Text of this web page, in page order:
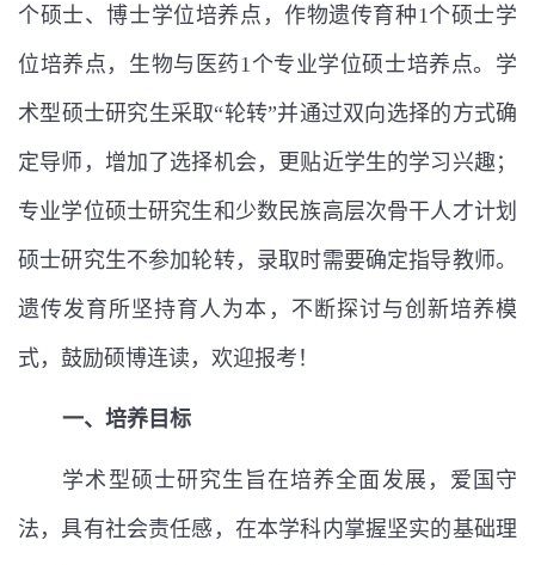
个硕士、博士学位培养点，作物遗传育种1个硕士学
位培养点，生物与医药1个专业学位硕士培养点。学
术型硕士研究生采取“轮转”并通过双向选择的方式确
定导师，增加了选择机会，更贴近学生的学习兴趣；
专业学位硕士研究生和少数民族高层次骨干人才计划
硕士研究生不参加轮转，录取时需要确定指导教师。
遗传发育所坚持育人为本，不断探讨与创新培养模
式，鼓励硕博连读，欢迎报考！
一、培养目标
学术型硕士研究生旨在培养全面发展，爱国守
法，具有社会责任感，在本学科内掌握坚实的基础理